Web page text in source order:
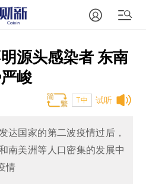
源头感染者 东南
峻
试听
T中
达国家的第二波疫情过后，
南美洲等人口密集的发展中
情